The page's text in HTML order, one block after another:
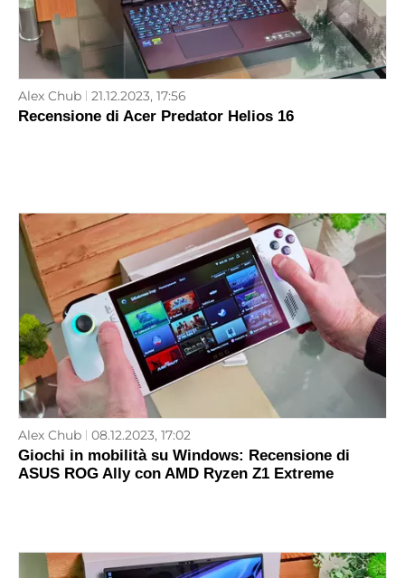
Alex Chub 21.12.2023, 17:56
Recensione di Acer Predator Helios 16
Alex Chub 08.12.2023, 17:02
Giochi in mobilità su Windows: Recensione di
ASUS ROG Ally con AMD Ryzen Z1 Extreme